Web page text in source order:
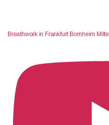
Breathwork in Frankfurt Bornheim Mitte